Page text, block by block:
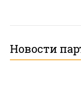
Новости